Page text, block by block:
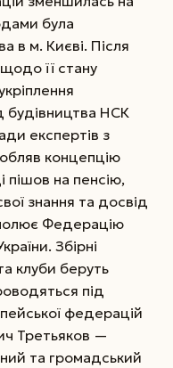
була
в м. Києві. Після
її стану
будівництва НСК
експертів з
концепцію
пішов на пенсію,
знання та досвід
Федерацію
Збірні
клуби беруть
під
федерацій
Третьяков —
та громадський